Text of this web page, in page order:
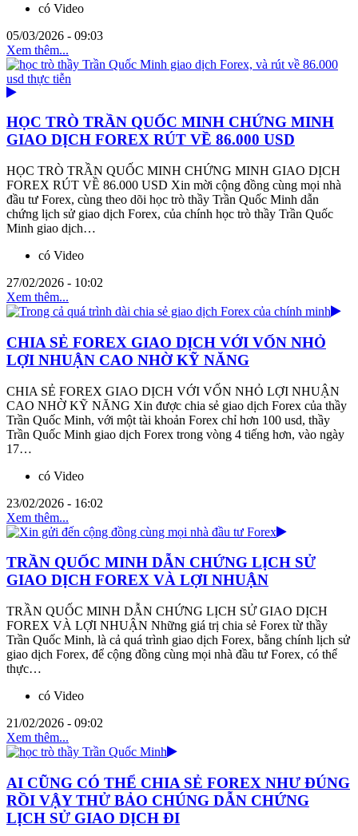
có Video
05/03/2026 - 09:03
Xem thêm...
HỌC TRÒ TRẦN QUỐC MINH CHỨNG MINH
GIAO DỊCH FOREX RÚT VỀ 86.000 USD
HỌC TRÒ TRẦN QUỐC MINH CHỨNG MINH GIAO DỊCH
FOREX RÚT VỀ 86.000 USD Xin mời cộng đồng cùng mọi nhà
đầu tư Forex, cùng theo dõi học trò thầy Trần Quốc Minh dẫn
chứng lịch sử giao dịch Forex, của chính học trò thầy Trần Quốc
Minh giao dịch…
có Video
27/02/2026 - 10:02
Xem thêm...
CHIA SẺ FOREX GIAO DỊCH VỚI VỐN NHỎ
LỢI NHUẬN CAO NHỜ KỸ NĂNG
CHIA SẺ FOREX GIAO DỊCH VỚI VỐN NHỎ LỢI NHUẬN
CAO NHỜ KỸ NĂNG Xin được chia sẻ giao dịch Forex của thầy
Trần Quốc Minh, với một tài khoản Forex chỉ hơn 100 usd, thầy
Trần Quốc Minh giao dịch Forex trong vòng 4 tiếng hơn, vào ngày
17…
có Video
23/02/2026 - 16:02
Xem thêm...
TRẦN QUỐC MINH DẪN CHỨNG LỊCH SỬ
GIAO DỊCH FOREX VÀ LỢI NHUẬN
TRẦN QUỐC MINH DẪN CHỨNG LỊCH SỬ GIAO DỊCH
FOREX VÀ LỢI NHUẬN Những giá trị chia sẻ Forex từ thầy
Trần Quốc Minh, là cả quá trình giao dịch Forex, bằng chính lịch sử
giao dịch Forex, để cộng đồng cùng mọi nhà đầu tư Forex, có thể
thực…
có Video
21/02/2026 - 09:02
Xem thêm...
AI CŨNG CÓ THỂ CHIA SẺ FOREX NHƯ ĐÚNG
RỒI VẬY THỬ BẢO CHÚNG DẪN CHỨNG
LỊCH SỬ GIAO DỊCH ĐI